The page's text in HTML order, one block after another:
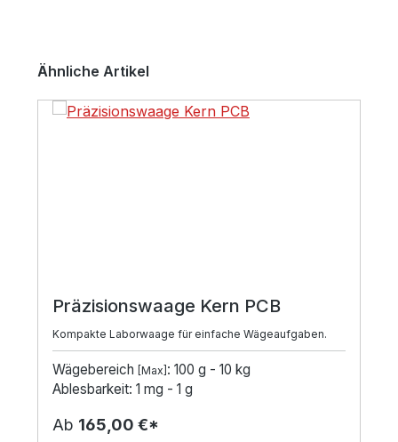
Produktgalerie überspringen
Ähnliche Artikel
Präzisionswaage Kern PCB
Kompakte Laborwaage für einfache Wägeaufgaben.
Wägebereich [Max] : 100 g - 10 kg
Ablesbarkeit: 1 mg - 1 g
Ab 165,00 €*